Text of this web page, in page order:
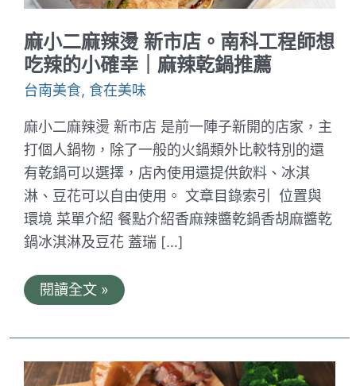
麻小二麻辣燙 新市店。南科工程師想
吃辣的小確幸｜麻辣乾鍋推薦
台南美食, 食在美味
麻小二麻辣燙 新市店 是前一陣子新開的店家，主
打個人鍋物，除了一般的火鍋類外比較特別的還
有乾鍋可以選擇，店內使用還提供飲料、冰淇
淋、豆花可以自由使用。 文章目錄索引 位置與
環境 菜單介紹 餐點介紹香麻辣醬乾鍋香胡麻醬乾
鍋冰淇淋及豆花 蓋瑞 […]
麻
小
燙
新
閱讀全文 »